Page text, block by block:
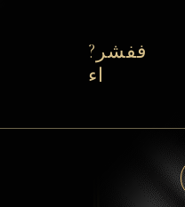
ففشر?
اء